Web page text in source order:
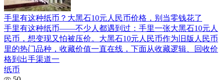
手里有这种纸币？大黑石10元人民币价格，别当零钱花了
手里有这种纸币——不少人都遇到过：手里一张大黑石10元人
民币，想变现又怕被压价。大黑石10元人民币作为旧版人民币
里的热门品种，收藏价值一直在线，下面从收藏逻辑、回收价
格到出手渠道一
纸币